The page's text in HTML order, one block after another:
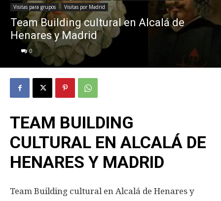
Visitas para grupos
Visitas por Madrid
Team Building cultural en Alcalá de
Henares y Madrid
0
TEAM BUILDING
CULTURAL EN ALCALÁ DE
HENARES Y MADRID
Team Building cultural en Alcalá de Henares y